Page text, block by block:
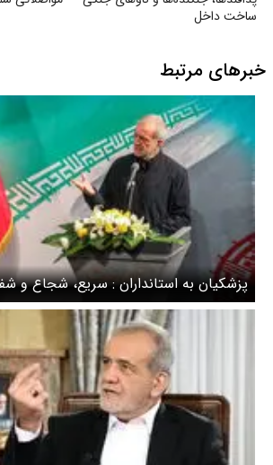
ساخت داخل
خبرهای مرتبط
پزشکیان به استانداران : سریع، شجاع و
اختیارات استانداران افزایش یافت